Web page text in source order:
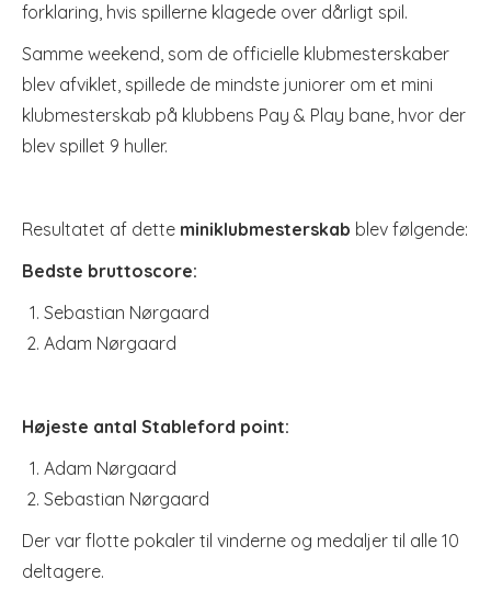
forklaring, hvis spillerne klagede over dårligt spil.
Samme weekend, som de officielle klubmesterskaber
blev afviklet, spillede de mindste juniorer om et mini
klubmesterskab på klubbens Pay & Play bane, hvor der
blev spillet 9 huller.
Resultatet af dette miniklubmesterskab blev følgende:
Bedste bruttoscore:
Sebastian Nørgaard
Adam Nørgaard
Højeste antal Stableford point:
Adam Nørgaard
Sebastian Nørgaard
Der var flotte pokaler til vinderne og medaljer til alle 10
deltagere.